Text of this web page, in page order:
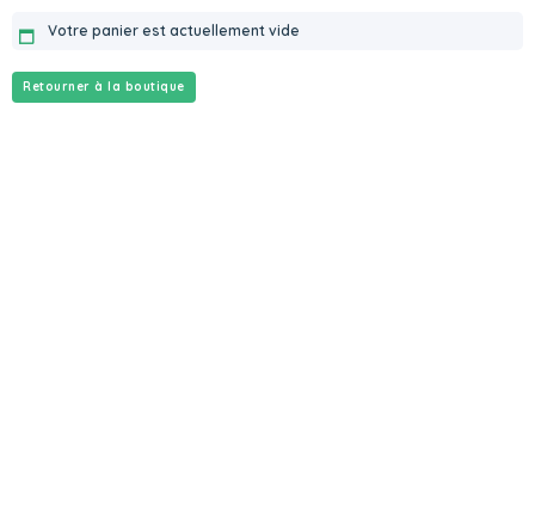
Votre panier est actuellement vide
Retourner à la boutique